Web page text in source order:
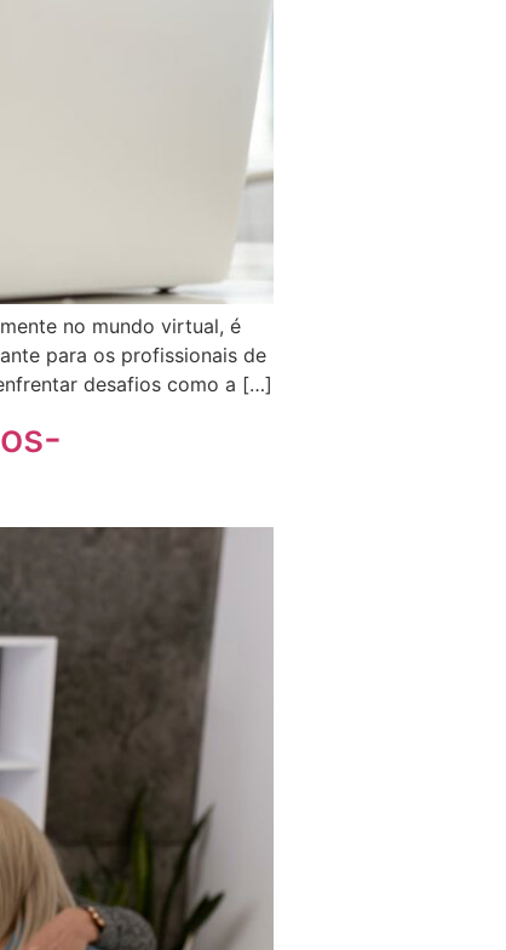
no mundo virtual, é
para os profissionais de
desafios como a […]